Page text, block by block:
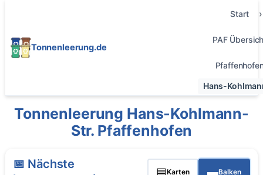
Tonnenleerung.de
Start
PAF
Hans-
Tonnenleerung Hans-Kohlmann-
Str. Pfaffenhofen
📅 Nächste
▤Karten ▬Balken